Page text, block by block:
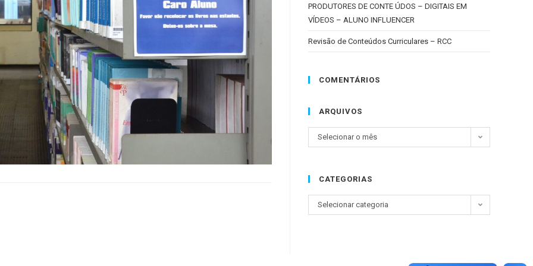
PRODUTORES DE CONTE ÚDOS – DIGITAIS EM
VÍDEOS – ALUNO INFLUENCER
Revisão de Conteúdos Curriculares – RCC
COMENTÁRIOS
ARQUIVOS
Selecionar o mês
CATEGORIAS
Selecionar categoria